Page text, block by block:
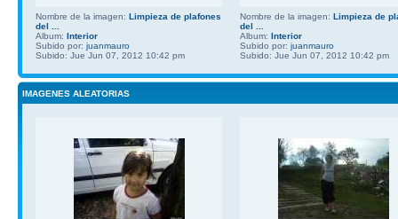
Nombre de la imagen: Limpieza de plafones
del ...
Album: Interior
Subido por: juanmauro
Subido: Jue Jun 07, 2012 10:42 pm
Nombre de la imagen: Limpieza de
del ...
Album: Interior
Subido por: juanmauro
Subido: Jue Jun 07, 2012 10:42 pm
IMAGENES ALEATORIAS